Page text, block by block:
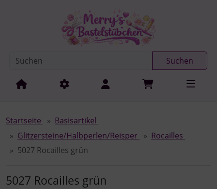
Springe zur Navigation
Suchen
Startseite
Basisartikel
Glitzersteine/Halbperlen/Reisper
Rocailles
5027 Rocailles grün
5027 Rocailles grün